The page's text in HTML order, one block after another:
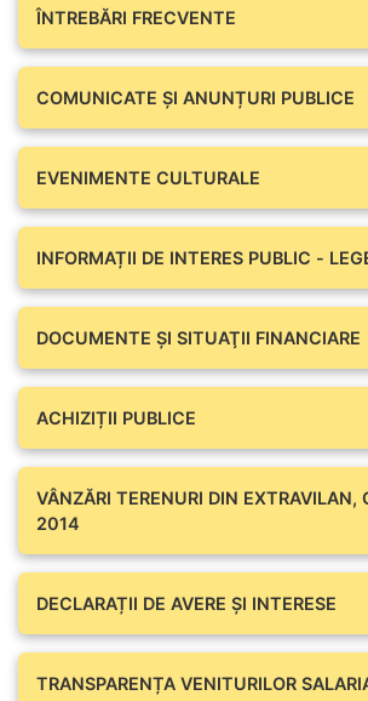
ÎNTREBĂRI FRECVENTE
COMUNICATE ŞI ANUNȚURI PUBLICE
EVENIMENTE CULTURALE
INFORMAȚII DE INTERES PUBLIC -
DOCUMENTE ŞI SITUAŢII FINANCIARE
ACHIZIȚII PUBLICE
VÂNZĂRI TERENURI DIN EXTRAVILAN,
2014
DECLARAȚII DE AVERE ŞI INTERESE
TRANSPARENȚA VENITURILOR